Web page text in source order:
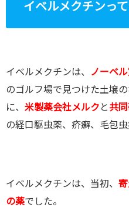
イベルメクチンっ
イベルメクチンは、 ノーベ
のゴルフ場で見つけた土壌
に、 米製薬会社メルク と 共
の経口駆虫薬、疥癬、毛包虫
イベルメクチンは、当初、
の薬でした。